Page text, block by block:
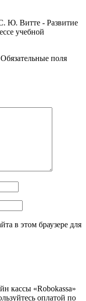
Ю. Витте - Развитие
учебной
Обязательные поля
в этом браузере для
кассы «Robokassa»
оплатой по